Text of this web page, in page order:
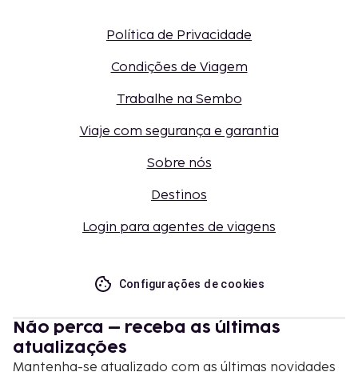
Política de Privacidade
Condições de Viagem
Trabalhe na Sembo
Viaje com segurança e garantia
Sobre nós
Destinos
Login para agentes de viagens
Configurações de cookies
Não perca – receba as últimas
atualizações
Mantenha-se atualizado com as últimas novidades